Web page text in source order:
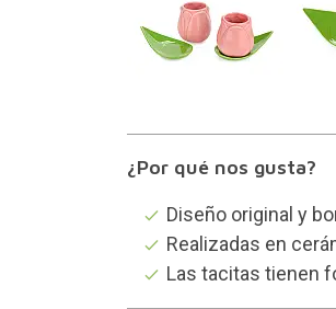
¿Por qué nos gusta?
Diseño original y
Realizadas en
Las tacitas tienen